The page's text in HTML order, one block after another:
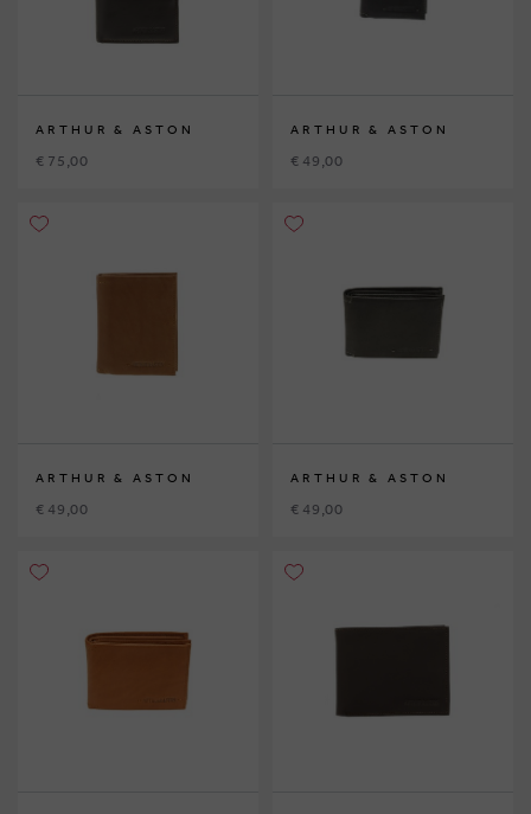
ARTHUR & ASTON
€ 75,00
ARTHUR & ASTON
€ 49,00
ARTHUR & ASTON
€ 49,00
ARTHUR & ASTON
€ 49,00